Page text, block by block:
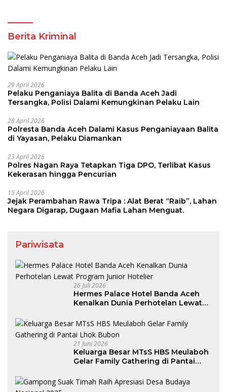
Berita Kriminal
29 April 2026
Pelaku Penganiaya Balita di Banda Aceh Jadi
Tersangka, Polisi Dalami Kemungkinan Pelaku Lain
28 April 2026
Polresta Banda Aceh Dalami Kasus Penganiayaan Balita
di Yayasan, Pelaku Diamankan
23 April 2026
Polres Nagan Raya Tetapkan Tiga DPO, Terlibat Kasus
Kekerasan hingga Pencurian
15 April 2026
Jejak Perambahan Rawa Tripa : Alat Berat “Raib”, Lahan
Negara Digarap, Dugaan Mafia Lahan Menguat.
Pariwisata
26 Juli 2026
Hermes Palace Hotel Banda Aceh
Kenalkan Dunia Perhotelan Lewat
21 Juni 2026
Keluarga Besar MTsS HBS Meulaboh
Gelar Family Gathering di Pantai